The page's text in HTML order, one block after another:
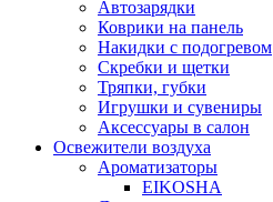
Автозарядки
Коврики на панель
Накидки с подогревом
Скребки и щетки
Тряпки, губки
Игрушки и сувениры
Аксессуары в салон
Освежители воздуха
Ароматизаторы
EIKOSHA